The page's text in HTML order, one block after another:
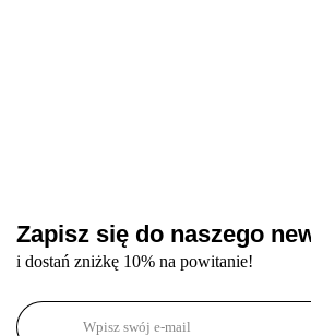
Zapisz się do naszego
i dostań zniżkę 10% na powitanie!